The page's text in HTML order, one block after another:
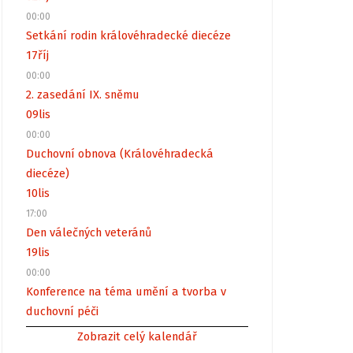
00:00
Setkání rodin královéhradecké diecéze
17říj
00:00
2. zasedání IX. sněmu
09lis
00:00
Duchovní obnova (Královéhradecká
diecéze)
10lis
17:00
Den válečných veteránů
19lis
00:00
Konference na téma umění a tvorba v
duchovní péči
Zobrazit celý kalendář